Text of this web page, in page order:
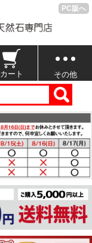
PC版へ
カート その他